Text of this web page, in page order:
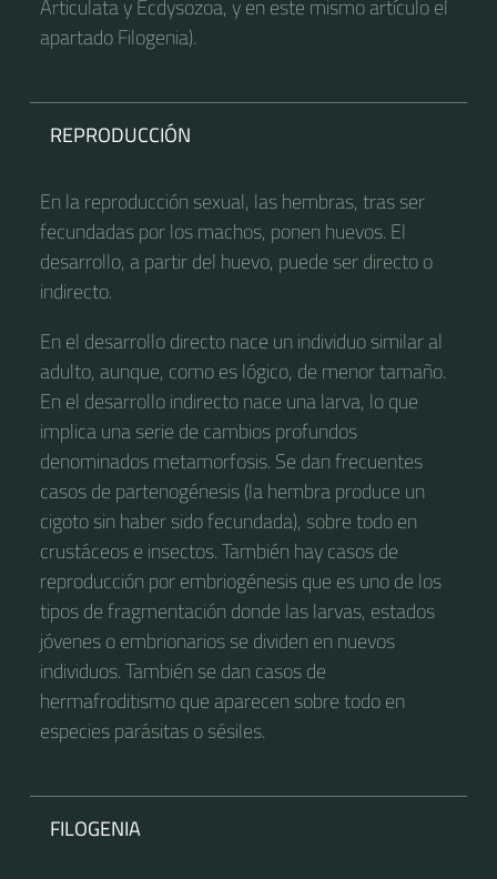
Articulata y Ecdysozoa, y en este mismo artículo el
apartado Filogenia).
REPRODUCCIÓN
En la reproducción sexual, las hembras, tras ser
fecundadas por los machos, ponen huevos. El
desarrollo, a partir del huevo, puede ser directo o
indirecto.
En el desarrollo directo nace un individuo similar al
adulto, aunque, como es lógico, de menor tamaño.
En el desarrollo indirecto nace una larva, lo que
implica una serie de cambios profundos
denominados metamorfosis. Se dan frecuentes
casos de partenogénesis (la hembra produce un
cigoto sin haber sido fecundada), sobre todo en
crustáceos e insectos. También hay casos de
reproducción por embriogénesis que es uno de los
tipos de fragmentación donde las larvas, estados
jóvenes o embrionarios se dividen en nuevos
individuos. También se dan casos de
hermafroditismo que aparecen sobre todo en
especies parásitas o sésiles.
FILOGENIA